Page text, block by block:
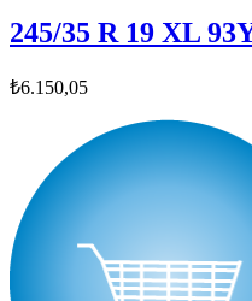
245/35 R 19 XL
₺6.150,05